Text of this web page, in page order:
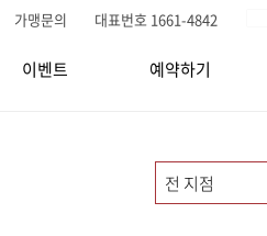
가맹문의 대표번호 1661-4842
이벤트 예약하기